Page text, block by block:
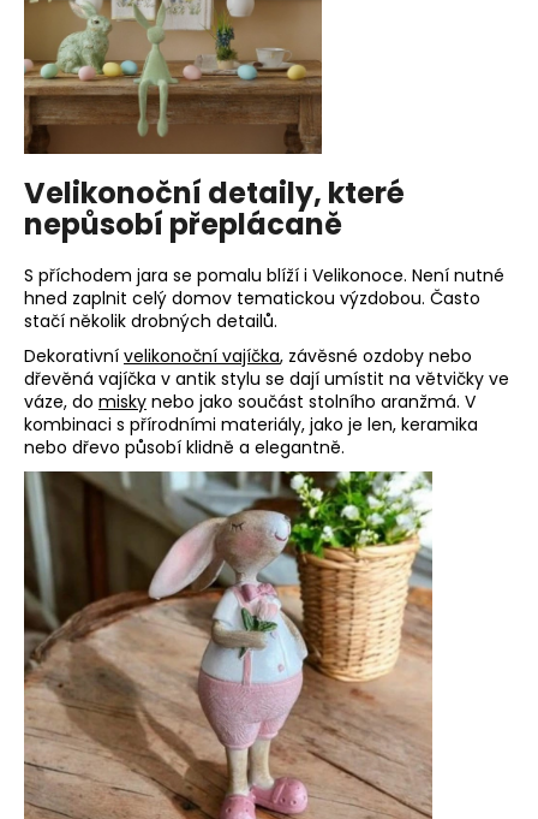
Velikonoční detaily, které
nepůsobí přeplácaně
S příchodem jara se pomalu blíží i Velikonoce. Není nutné
hned zaplnit celý domov tematickou výzdobou. Často
stačí několik drobných detailů.
Dekorativní velikonoční vajíčka, závěsné ozdoby nebo
dřevěná vajíčka v antik stylu se dají umístit na větvičky ve
váze, do misky nebo jako součást stolního aranžmá. V
kombinaci s přírodními materiály, jako je len, keramika
nebo dřevo působí klidně a elegantně.
UMĚLÝ
ŠEŘÍK
60
CM.
99